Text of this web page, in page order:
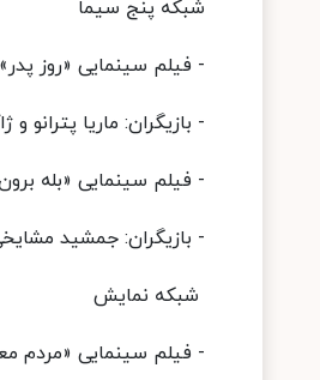
شبکه پنج سیما
- فیلم سینمایی «روز پدر» به
- بازیگران: ماریا پترانو
- فیلم سینمایی «بله برون» به
- بازیگران: جمشید
شبکه نمایش
- فیلم سینمایی «مردم معمولی» به